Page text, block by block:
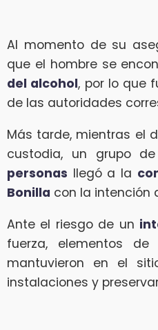
Al momento de su
que el hombre se
del alcohol, por lo que
de las autoridades
Más tarde, mientras el
custodia, un grupo
personas llegó a la
Bonilla con la intención
Ante el riesgo de un
fuerza, elementos
mantuvieron en el
instalaciones y